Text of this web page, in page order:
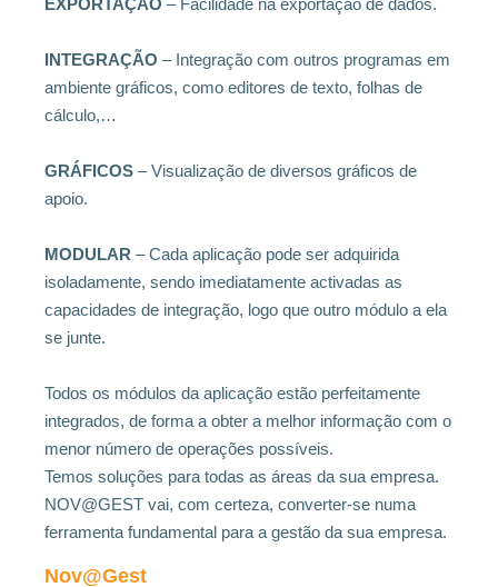
INTEGRAÇÃO – Integração com outros programas em
ambiente gráficos, como editores de texto, folhas de
cálculo,…
GRÁFICOS – Visualização de diversos gráficos de
apoio.
MODULAR – Cada aplicação pode ser adquirida
isoladamente, sendo imediatamente activadas as
capacidades de integração, logo que outro módulo a ela
se junte.
Todos os módulos da aplicação estão perfeitamente
integrados, de forma a obter a melhor informação com o
menor número de operações possíveis.
Temos soluções para todas as áreas da sua empresa.
NOV@GEST vai, com certeza, converter-se numa
ferramenta fundamental para a gestão da sua empresa.
Nov@Gest